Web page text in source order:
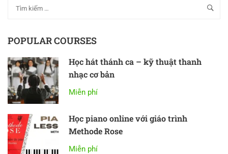
POPULAR COURSES
Học hát thánh ca – kỹ thuật thanh
nhạc cơ bản
Miễn phí
Học piano online với giáo trình
Methode Rose
Miễn phí